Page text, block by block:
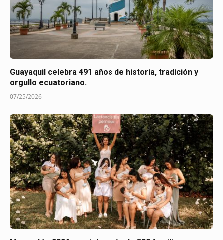
Guayaquil celebra 491 años de historia, tradición y
orgullo ecuatoriano.
07/25/2026